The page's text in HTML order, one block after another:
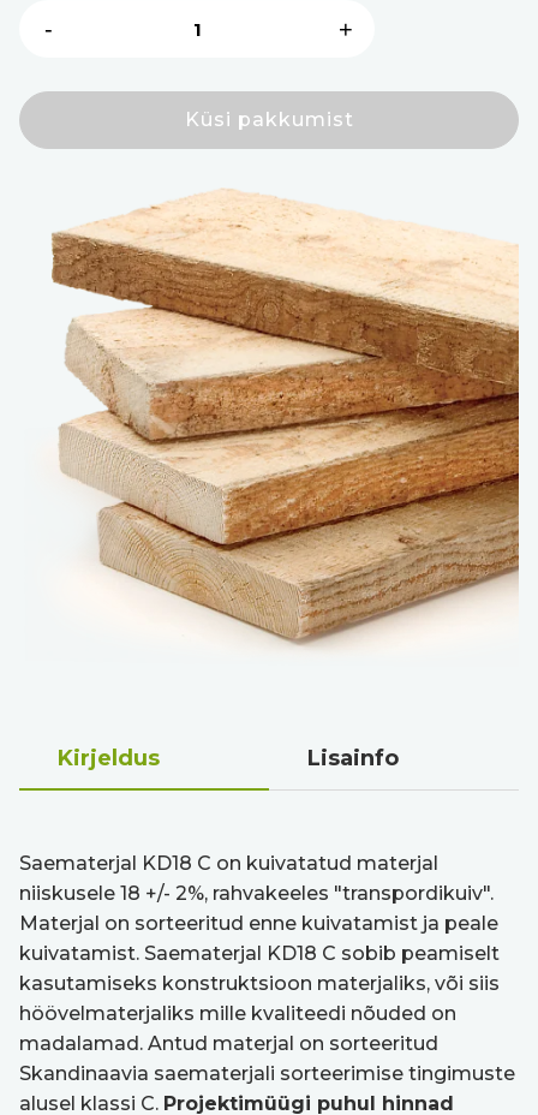
- +
Küsi pakkumist
Kirjeldus Lisainfo
Saematerjal KD18 C on kuivatatud materjal
niiskusele 18 +/- 2%, rahvakeeles "transpordikuiv".
Materjal on sorteeritud enne kuivatamist ja peale
kuivatamist. Saematerjal KD18 C sobib peamiselt
kasutamiseks konstruktsioon materjaliks, või siis
höövelmaterjaliks mille kvaliteedi nõuded on
madalamad. Antud materjal on sorteeritud
Skandinaavia saematerjali sorteerimise tingimuste
alusel klassi C. Projektimüügi puhul hinnad